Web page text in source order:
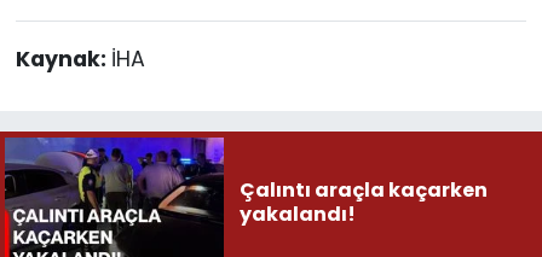
Kaynak: İHA
Çalıntı araçla kaçarken
yakalandı!